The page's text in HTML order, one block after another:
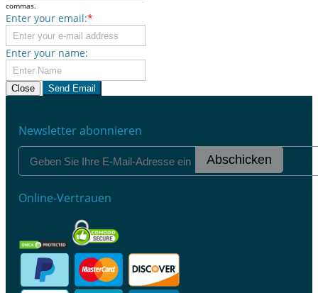
commas.
Enter your email:*
Enter your name:
Close Send Email
Newsletter abonnieren
Abschicken
Online-Vertrauen